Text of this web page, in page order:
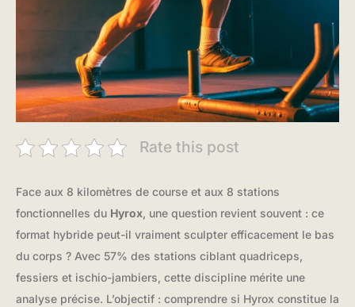
Rate this post
Face aux 8 kilomètres de course et aux 8 stations
fonctionnelles du Hyrox , une question revient souvent : ce
format hybride peut-il vraiment sculpter efficacement le bas
du corps ? Avec 57% des stations ciblant quadriceps,
fessiers et ischio-jambiers, cette discipline mérite une
analyse précise. L’objectif : comprendre si Hyrox constitue la